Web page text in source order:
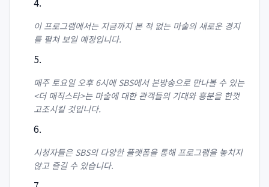
이 프로그램에서는 지금까지 본 적 없는 마술의 새로운 경지
를 펼쳐 보일 예정입니다.
매주 토요일 오후 6시에 SBS에서 본방송으로 만나볼 수 있는
<더 매직스타>는 마술에 대한 관객들의 기대와 흥분을 한껏
고조시킬 것입니다.
시청자들은 SBS의 다양한 플랫폼을 통해 프로그램을 놓치지
않고 즐길 수 있습니다.